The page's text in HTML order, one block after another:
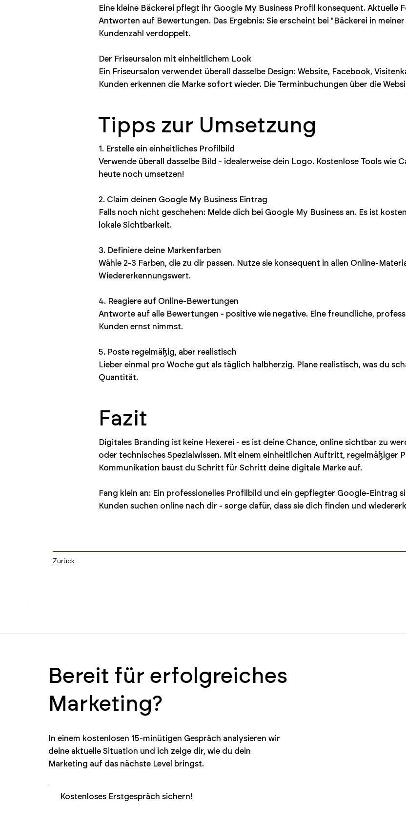
Eine kleine Bäckerei pflegt ihr Google My Business Profil konsequent. Aktuelle
Antworten auf Bewertungen. Das Ergebnis: Sie erscheint bei "Bäckerei in
Kundenzahl verdoppelt.
Der Friseursalon mit einheitlichem Look
Ein Friseursalon verwendet überall dasselbe Design: Website, Facebook,
Kunden erkennen die Marke sofort wieder. Die Terminbuchungen über die
Tipps zur Umsetzung
1. Erstelle ein einheitliches Profilbild
Verwende überall dasselbe Bild - idealerweise dein Logo. Kostenlose Tools wie
heute noch umsetzen!
2. Claim deinen Google My Business Eintrag
Falls noch nicht geschehen: Melde dich bei Google My Business an. Es ist
lokale Sichtbarkeit.
3. Definiere deine Markenfarben
Wähle 2-3 Farben, die zu dir passen. Nutze sie konsequent in allen Online-
Wiedererkennungswert.
4. Reagiere auf Online-Bewertungen
Antworte auf alle Bewertungen - positive wie negative. Eine freundliche,
Kunden ernst nimmst.
5. Poste regelmäßig, aber realistisch
Lieber einmal pro Woche gut als täglich halbherzig. Plane realistisch, was du
Quantität.
Fazit
Digitales Branding ist keine Hexerei - es ist deine Chance, online sichtbar zu
oder technisches Spezialwissen. Mit einem einheitlichen Auftritt, regelmäßiger
Kommunikation baust du Schritt für Schritt deine digitale Marke auf.
Fang klein an: Ein professionelles Profilbild und ein gepflegter Google-Eintrag
Kunden suchen online nach dir - sorge dafür, dass sie dich finden und
Zurück
Bereit für erfolgreiches
Marketing?
In einem kostenlosen 15-minütigen Gespräch analysieren wir
deine aktuelle Situation und ich zeige dir, wie du dein
Marketing auf das nächste Level bringst.
Kostenloses Erstgespräch sichern!